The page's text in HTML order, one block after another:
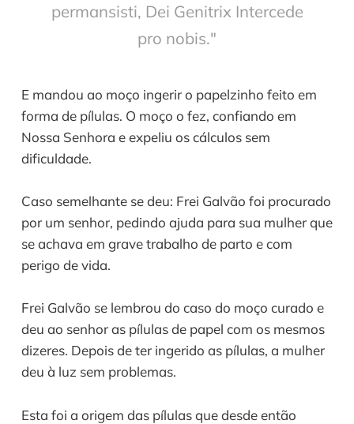
permansisti, Dei Genitrix Intercede
pro nobis."
E mandou ao moço ingerir o papelzinho feito em
forma de pílulas. O moço o fez, confiando em
Nossa Senhora e expeliu os cálculos sem
dificuldade.
Caso semelhante se deu: Frei Galvão foi procurado
por um senhor, pedindo ajuda para sua mulher que
se achava em grave trabalho de parto e com
perigo de vida.
Frei Galvão se lembrou do caso do moço curado e
deu ao senhor as pílulas de papel com os mesmos
dizeres. Depois de ter ingerido as pílulas, a mulher
deu à luz sem problemas.
Esta foi a origem das pílulas que desde então